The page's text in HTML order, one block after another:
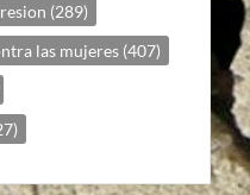
(289)
las mujeres (407)